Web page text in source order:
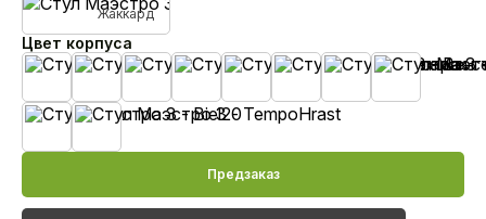
Как связаться с нами?
alesanby@mail.ru
Отдел продаж с 10:00 до 20:00
Контакты
Жаккард
Цвет корпуса
Предзаказ